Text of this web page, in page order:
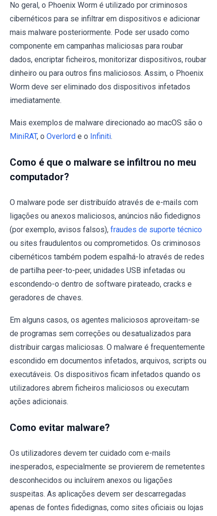
No geral, o Phoenix Worm é utilizado por criminosos
cibernéticos para se infiltrar em dispositivos e adicionar
mais malware posteriormente. Pode ser usado como
componente em campanhas maliciosas para roubar
dados, encriptar ficheiros, monitorizar dispositivos, roubar
dinheiro ou para outros fins maliciosos. Assim, o Phoenix
Worm deve ser eliminado dos dispositivos infetados
imediatamente.
Mais exemplos de malware direcionado ao macOS são o
MiniRAT, o Overlord e o Infiniti.
Como é que o malware se infiltrou no meu
computador?
O malware pode ser distribuído através de e-mails com
ligações ou anexos maliciosos, anúncios não fidedignos
(por exemplo, avisos falsos), fraudes de suporte técnico
ou sites fraudulentos ou comprometidos. Os criminosos
cibernéticos também podem espalhá-lo através de redes
de partilha peer-to-peer, unidades USB infetadas ou
escondendo-o dentro de software pirateado, cracks e
geradores de chaves.
Em alguns casos, os agentes maliciosos aproveitam-se
de programas sem correções ou desatualizados para
distribuir cargas maliciosas. O malware é frequentemente
escondido em documentos infetados, arquivos, scripts ou
executáveis. Os dispositivos ficam infetados quando os
utilizadores abrem ficheiros maliciosos ou executam
ações adicionais.
Como evitar malware?
Os utilizadores devem ter cuidado com e-mails
inesperados, especialmente se provierem de remetentes
desconhecidos ou incluírem anexos ou ligações
suspeitas. As aplicações devem ser descarregadas
apenas de fontes fidedignas, como sites oficiais ou lojas